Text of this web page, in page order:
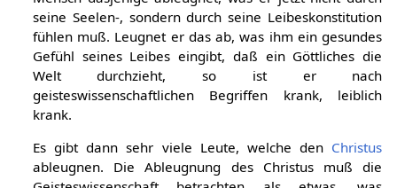
seine Seelen-, sondern durch seine Leibeskonstitution
fühlen muß. Leugnet er das ab, was ihm ein gesundes
Gefühl seines Leibes eingibt, daß ein Göttliches die
Welt durchzieht, so ist er nach
geisteswissenschaftlichen Begriffen krank, leiblich
krank.
Es gibt dann sehr viele Leute, welche den Christus
ableugnen. Die Ableugnung des Christus muß die